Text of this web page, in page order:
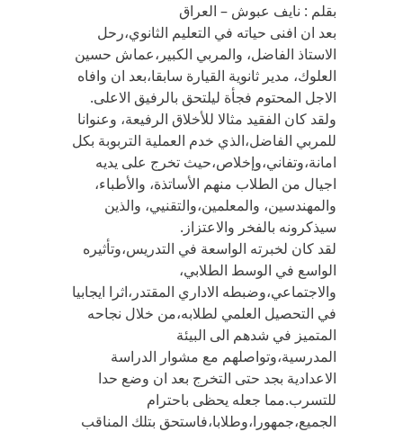
بقلم : نايف عبوش – العراق
بعد ان افنى حياته في التعليم الثانوي،رحل
الاستاذ الفاضل، والمربي الكبير،عماش حسين
العلوك، مدير ثانوية القيارة سابقا،بعد ان وافاه
الاجل المحتوم فجأة ليلتحق بالرفيق الاعلى.
ولقد كان الفقيد مثالا للأخلاق الرفيعة، وعنوانا
للمربي الفاضل،الذي خدم العملية التربوبة بكل
امانة،وتفاني،وإخلاص،حيث تخرج على يديه
اجيال من الطلاب منهم الأساتذة، والأطباء،
والمهندسين، والمعلمين،والتقنيي، والذين
سيذكرونه بالفخر والاعتزاز.
لقد كان لخبرته الواسعة في التدريس،وتأثيره
الواسع في الوسط الطلابي،
والاجتماعي،وضبطه الاداري المقتدر،اثرا ايجابيا
في التحصيل العلمي لطلابه،من خلال نجاحه
المتميز في شدهم الى البيئة
المدرسية،وتواصلهم مع مشوار الدراسة
الاعدادية بجد حتى التخرج بعد ان وضع حدا
للتسرب.مما جعله يحظى باحترام
الجميع،جمهورا،وطلابا،فاستحق بتلك المناقب